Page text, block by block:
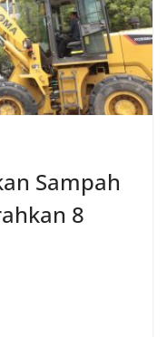
Sampah
8